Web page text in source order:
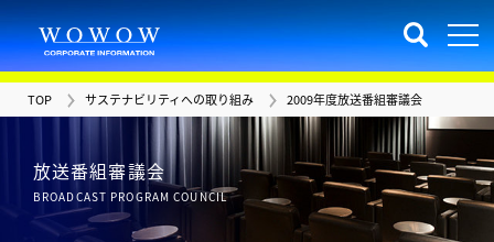
TOP サステナビリティへの取り組み 2009年度放送番組審議会
放送番組審議会
BROADCAST PROGRAM COUNCIL